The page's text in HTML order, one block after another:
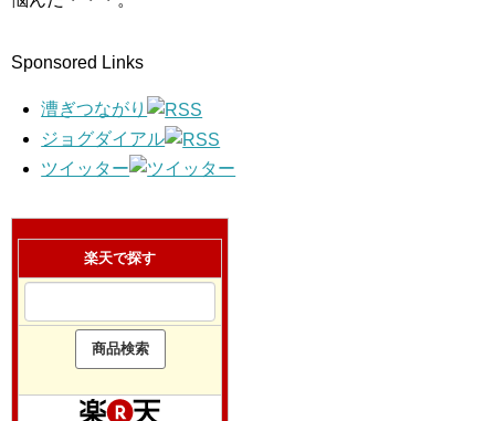
Sponsored Links
漕ぎつながり
ジョグダイアル
ツイッター
楽天で探す